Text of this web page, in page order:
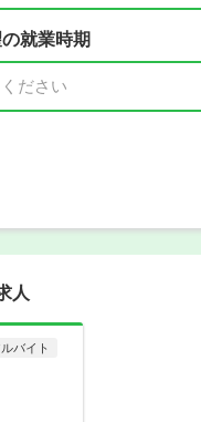
定年
年 3月
就業時期
人
バイト